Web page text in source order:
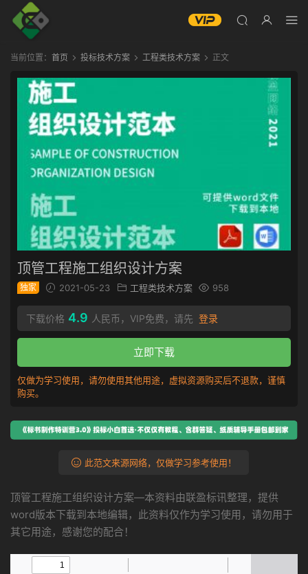
当前位置： 首页 投标技术方案 工程类技术方案 正文
顶管工程施工组织设计方案
独家 2021-05-23 工程类技术方案 958
下载价格 4.9 人民币，VIP免费，请先 登录
立即下载
仅做为学习使用，请勿使用其他用途，虚拟资源购买后不退款，谨慎
购买。
此范文来源网络，仅做学习参考使用！
顶管工程施工组织设计方案—本资料由联盈标讯整理，提供
word版本下载到本地编辑，此资料仅作为学习使用，请勿用于
其它用途，感谢您的配合！